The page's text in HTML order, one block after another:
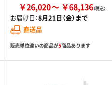
￥26,020 ￥68,136
お届け日：8月21日（金）まで
直送品
販売単位違いの商品が5商品あります